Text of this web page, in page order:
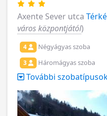
Axente Sever utca
város központjától)
4 Négyágyas szoba
3 Háromágyas szoba
További